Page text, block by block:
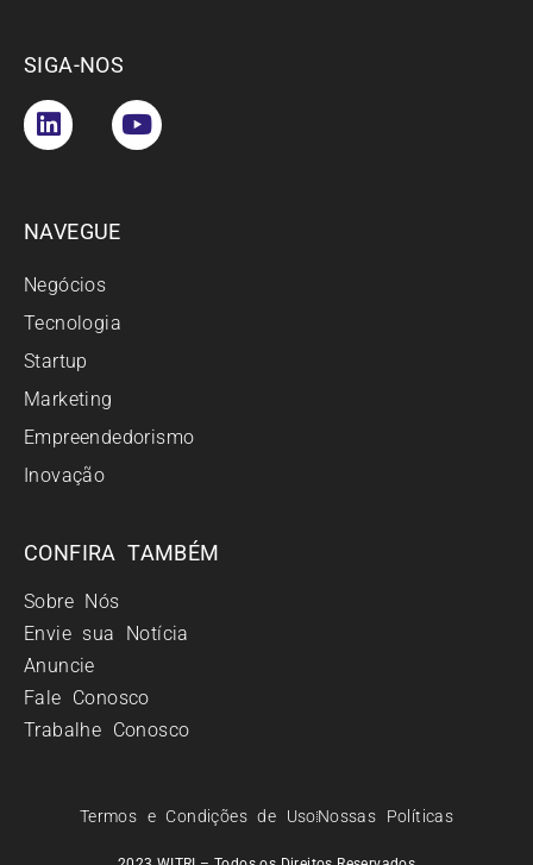
SIGA-NOS
NAVEGUE
Negócios
Tecnologia
Startup
Marketing
Empreendedorismo
Inovação
CONFIRA TAMBÉM
Sobre Nós
Envie sua Notícia
Anuncie
Fale Conosco
Trabalhe Conosco
Termos e Condições de UsoNossas Políticas